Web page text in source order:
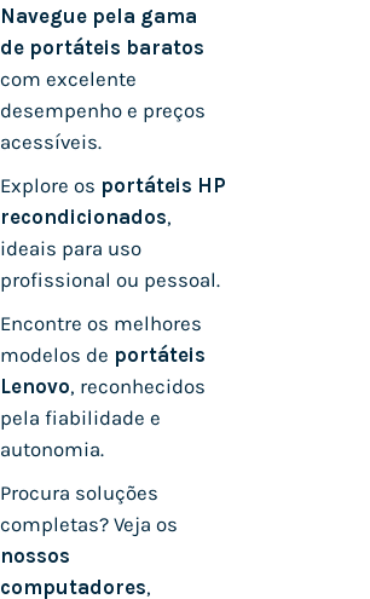
Navegue pela gama
de portáteis baratos
com excelente
desempenho e preços
acessíveis.
Explore os portáteis HP
recondicionados,
ideais para uso
profissional ou pessoal.
Encontre os melhores
modelos de portáteis
Lenovo, reconhecidos
pela fiabilidade e
autonomia.
Procura soluções
completas? Veja os
nossos
computadores,